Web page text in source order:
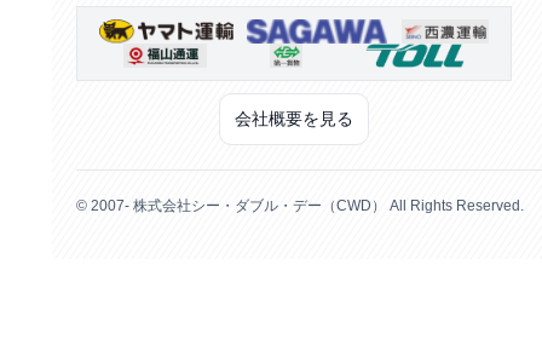
会社概要を見る
© 2007- 株式会社シー・ダブル・デー（CWD） All Rights Reserved.